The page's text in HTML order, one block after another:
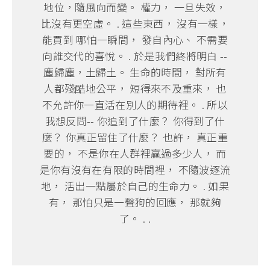
地位，隨風向而變。 權力， 一旦失效，
比沒有更空虛。 . 這些東西， 沒有一樣，
能買到 哪怕一瞬間， 發自內心、 不需要
向誰交代的喜悅。 . 於是我們終將明白 --
塵歸塵，土歸土。 生命的時間， 對所有
人都殘酷地公平， 短得來不及重來， 也
不允許你一直活在別人的期待裡。 . 所以
我想反問-- 你追到了什麼？ 你得到了什
麼？ 你真正留住了什麼？ 也許， 真正重
要的， 不是你在人群裡贏過多少人， 而
是你有沒有在有限的時間裡， 不隨波逐流
地， 活出一點屬於自己的生命力。 . 如果
有， 那怕只是一聲狗的回應， 那就夠
了。 . .